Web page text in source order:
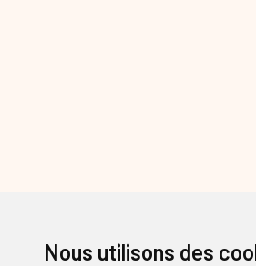
Nous utilisons des